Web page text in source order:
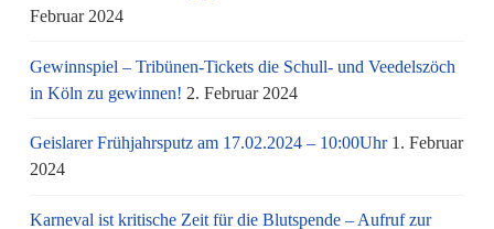
Februar 2024
Gewinnspiel – Tribünen-Tickets die Schull- und Veedelszöch
in Köln zu gewinnen! 2. Februar 2024
Geislarer Frühjahrsputz am 17.02.2024 – 10:00Uhr 1. Februar
2024
Karneval ist kritische Zeit für die Blutspende – Aufruf zur